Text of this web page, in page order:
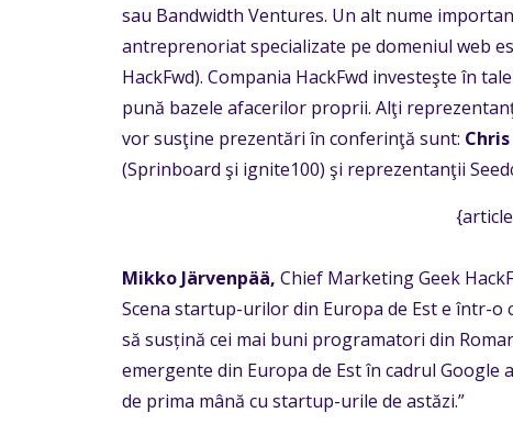
sau Bandwidth Ventures. Un alt nume
antreprenoriat specializate pe domeniul web
HackFwd). Compania HackFwd investeşte în
pună bazele afacerilor proprii. Alţi
vor susţine prezentări în conferinţă sunt:
(Sprinboard şi ignite100) şi reprezentanţii
Mikko Järvenpää, Chief Marketing Geek
Scena startup-urilor din Europa de Est e într-
să susțină cei mai buni programatori din
emergente din Europa de Est în cadrul
de prima mână cu startup-urile de astăzi.”